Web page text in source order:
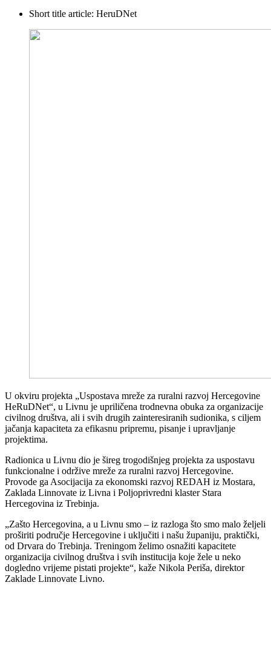
Short title article: HeruDNet
U okviru projekta „Uspostava mreže za ruralni razvoj Hercegovine
HeRuDNet“, u Livnu je upriličena trodnevna obuka za organizacije
civilnog društva, ali i svih drugih zainteresiranih sudionika, s ciljem
jačanja kapaciteta za efikasnu pripremu, pisanje i upravljanje
projektima.
Radionica u Livnu dio je šireg trogodišnjeg projekta za uspostavu
funkcionalne i održive mreže za ruralni razvoj Hercegovine.
Provode ga Asocijacija za ekonomski razvoj REDAH iz Mostara,
Zaklada Linnovate iz Livna i Poljoprivredni klaster Stara
Hercegovina iz Trebinja.
„Zašto Hercegovina, a u Livnu smo – iz razloga što smo malo željeli
proširiti područje Hercegovine i uključiti i našu županiju, praktički,
od Drvara do Trebinja. Treningom želimo osnažiti kapacitete
organizacija civilnog društva i svih institucija koje žele u neko
dogledno vrijeme pistati projekte“, kaže Nikola Periša, direktor
Zaklade Linnovate Livno.